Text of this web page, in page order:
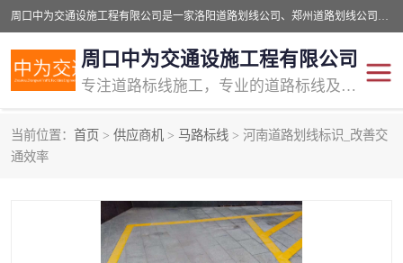
周口中为交通设施工程有限公司是一家洛阳道路划线公司、郑州道路划线公司、平顶山道路车位划线公司、开封车位划线公司、许昌道路车位划线公司、漯河道路车位划线公司，公司始终坚持“诚信、匠心、专注”的宗旨；我们的经营理念是：的服务。
周口中为交通设施工程有限公司
专注道路标线施工，专业的道路标线及交通设施施工服务商!
当前位置： 首页 > 供应商机 > 马路标线 > 河南道路划线标识_改善交
通效率
交通道路标线
道路标线划线 马路标线
道路划线